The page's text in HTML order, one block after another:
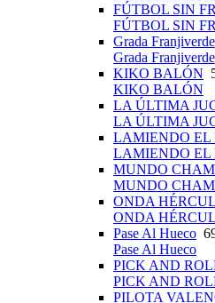
FÚTBOL SIN
FÚTBOL SIN
Grada Franjiverde
Grada Franjiverde
KIKO BALÓN
KIKO BALÓN
LA ÚLTIMA
LA ÚLTIMA
LAMIENDO EL
LAMIENDO EL
MUNDO
MUNDO
ONDA
ONDA
Pase Al Hueco
Pase Al Hueco
PICK AND
PICK AND
PILOTA